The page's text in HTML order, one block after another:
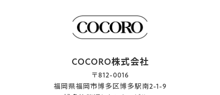
COCORO株式会社
〒812-0016
福岡県福岡市博多区博多駅南2-1-9